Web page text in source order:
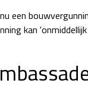
een
kan